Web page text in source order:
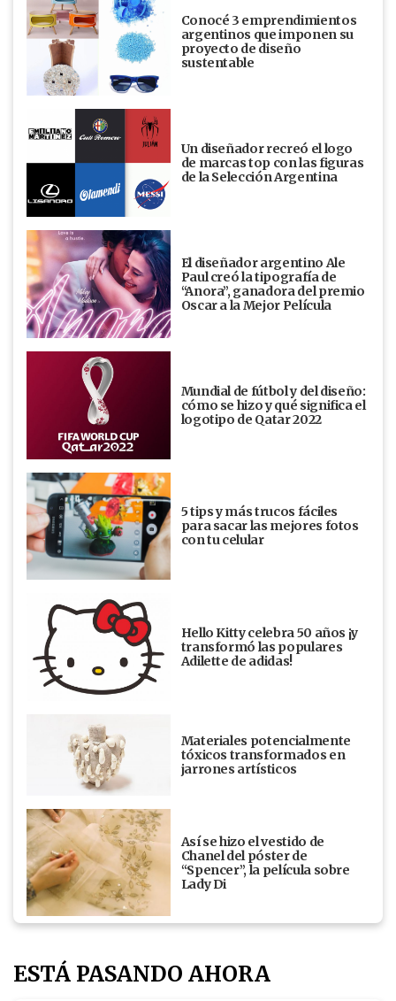
Conocé 3 emprendimientos
argentinos que imponen su
proyecto de diseño
sustentable
Un diseñador recreó el logo
de marcas top con las figuras
de la Selección Argentina
El diseñador argentino Ale
Paul creó la tipografía de
“Anora”, ganadora del premio
Oscar a la Mejor Película
Mundial de fútbol y del diseño:
cómo se hizo y qué significa el
logotipo de Qatar 2022
5 tips y más trucos fáciles
para sacar las mejores fotos
con tu celular
Hello Kitty celebra 50 años ¡y
transformó las populares
Adilette de adidas!
Materiales potencialmente
tóxicos transformados en
jarrones artísticos
Así se hizo el vestido de
Chanel del póster de
“Spencer”, la película sobre
Lady Di
ESTÁ PASANDO AHORA